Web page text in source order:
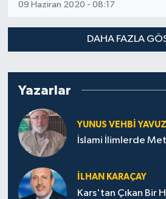
09 Haziran 2020 - 08:17
DAHA FAZLA
Yazarlar
YUNUS VEHBI YAVUZ
İslami İlimlerde
İLHAN KARAÇAY
Kars'tan Çıkan Bir